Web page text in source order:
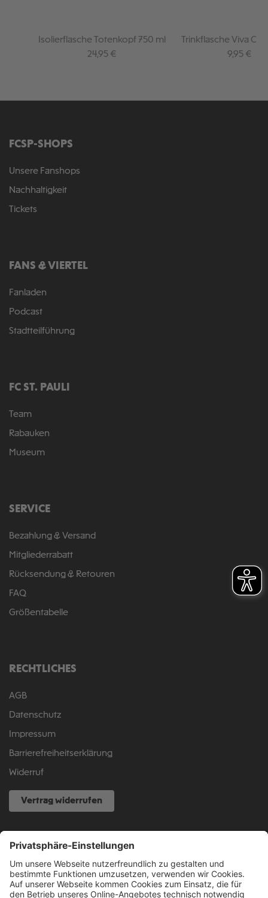
Isolierflasche Totenkopf 750 ml
Regulärer Preis:
24,95 €
Trinkflasche Viva
FCSP 750 ml
Regulärer
9,95 €
FCSP-SHOPS
Unsere Fanshops
Nachhaltigkeit
Tickets
FANS & VIERTEL
Fanladen
Podcast
Stadtteilführung
FC ST. PAULI
Team
Rabauken
Museum
SERVICE
Bezahlung & Versand
Mitgliederrabatt
Rücksendung & Retouren
FAQ
Größentabelle
RECHTLICHES
AGB
Datenschutz
Impressum
Barrierefreiheitserklärung
Widerruf
Vertrag widerrufen
NOCH FRAGEN?
040 317 874 888